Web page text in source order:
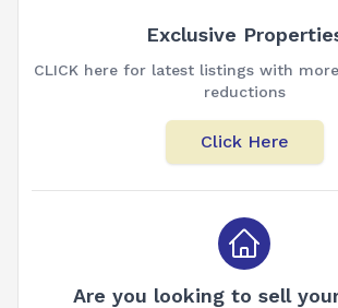
Exclusive
CLICK here for latest listings with
reductions
Click Here
Are you looking to sell